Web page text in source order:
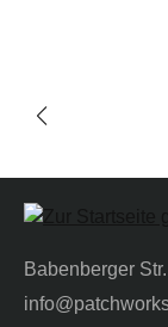
Babenberger